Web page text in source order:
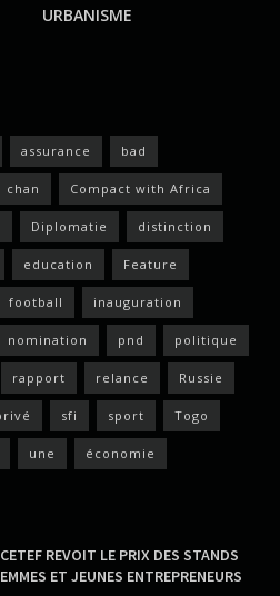
URBANISME
assurance bad
chan Compact with Africa
Diplomatie distinction
education Feature
football inauguration
nomination pnd politique
rapport relance Russie
sfi sport Togo
une économie
REVOIT LE PRIX DES STANDS
ET JEUNES ENTREPRENEURS